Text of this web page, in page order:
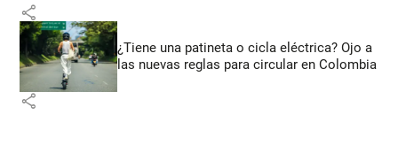
share
¿Tiene una patineta o cicla eléctrica? Ojo a
las nuevas reglas para circular en Colombia
share